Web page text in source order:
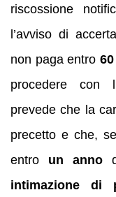
riscossione
l’avviso di
non paga entro
procedere con
prevede che la
precetto e che,
entro un anno
intimazione di